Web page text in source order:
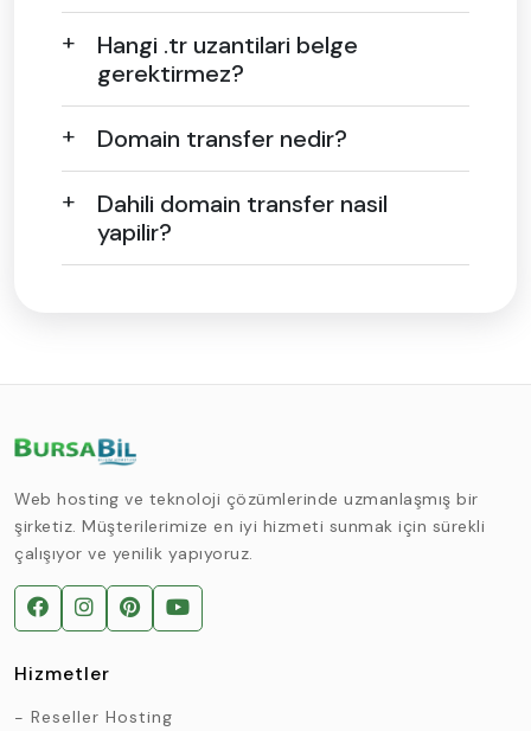
Hangi .tr uzantilari belge
gerektirmez?
Domain transfer nedir?
Dahili domain transfer nasil
yapilir?
Web hosting ve teknoloji çözümlerinde uzmanlaşmış bir
şirketiz. Müşterilerimize en iyi hizmeti sunmak için sürekli
çalışıyor ve yenilik yapıyoruz.
Hizmetler
Reseller Hosting